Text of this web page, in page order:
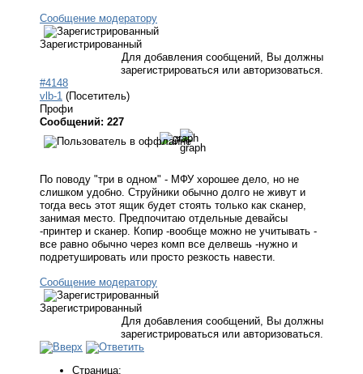
Сообщение модератору
Зарегистрированный
Для добавления сообщений, Вы должны
зарегистрироваться или авторизоваться.
#4148
vlb-1 (Посетитель)
Профи
Сообщений: 227
По поводу "три в одном" - МФУ хорошее дело, но не
слишком удобно. Струйники обычно долго не живут и
тогда весь этот ящик будет стоять только как сканер,
занимая место. Предпочитаю отдельные девайсы
-принтер и сканер. Копир -вообще можно не учитывать -
все равно обычно через комп все делвешь -нужно и
подретушировать или просто резкость навести.
Сообщение модератору
Зарегистрированный
Для добавления сообщений, Вы должны
зарегистрироваться или авторизоваться.
Страница: